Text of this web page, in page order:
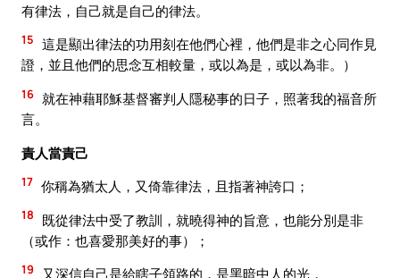
有律法，自己就是自己的律法。
15 這是顯出律法的功用刻在他們心裡，他們是非之心同作見
證，並且他們的思念互相較量，或以為是，或以為非。）
16 就在神藉耶穌基督審判人隱秘事的日子，照著我的福音所
言。
責人當責己
17 你稱為猶太人，又倚靠律法，且指著神誇口；
18
既從律法中受了教訓，就曉得神的旨意，也能分別是非
（或作：也喜愛那美好的事）；
19 又深信自己是給瞎子領路的，是黑暗中人的光，